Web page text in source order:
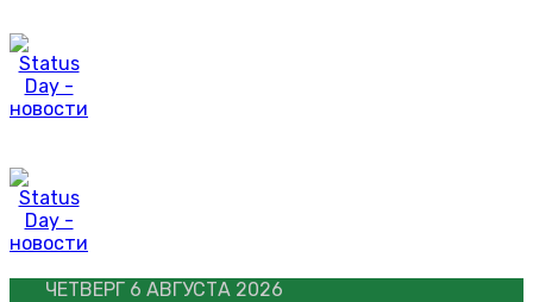
к
контенту
ЧЕТВЕРГ 6 АВГУСТА 2026